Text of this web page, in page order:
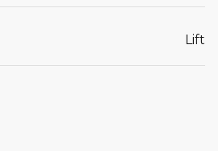
Lift